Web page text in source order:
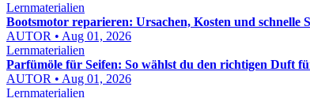
Lernmaterialien
Bootsmotor reparieren: Ursachen, Kosten und schnelle
AUTOR • Aug 01, 2026
Lernmaterialien
Parfümöle für Seifen: So wählst du den richtigen Duft
AUTOR • Aug 01, 2026
Lernmaterialien